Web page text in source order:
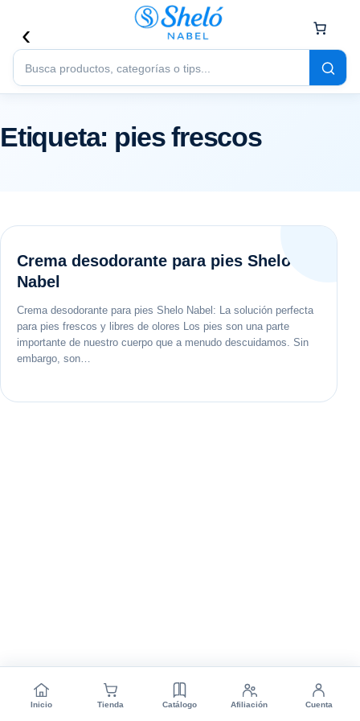
Buscar
productos
Etiqueta: pies frescos
Crema desodorante para pies Shelo
Nabel
Crema desodorante para pies Shelo Nabel: La solución perfecta
para pies frescos y libres de olores Los pies son una parte
importante de nuestro cuerpo que a menudo descuidamos. Sin
embargo, son…
Inicio Tienda Catálogo Afiliación Cuenta